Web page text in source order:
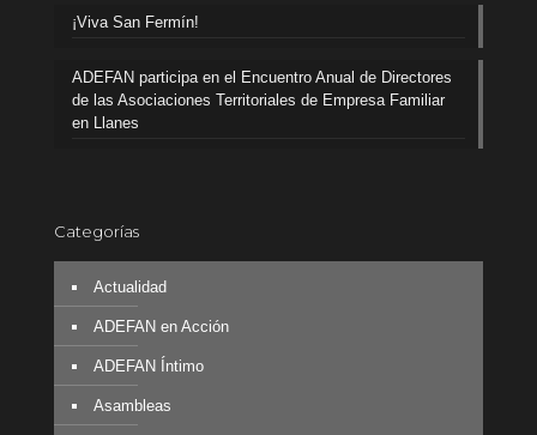
¡Viva San Fermín!
ADEFAN participa en el Encuentro Anual de Directores
de las Asociaciones Territoriales de Empresa Familiar
en Llanes
Categorías
Actualidad
ADEFAN en Acción
ADEFAN Íntimo
Asambleas